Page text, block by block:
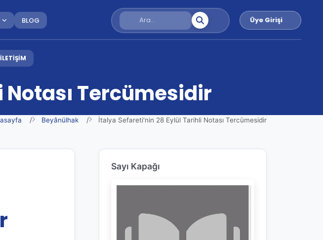
BLOG Üye Girişi
İLETİŞİM
Tercümesidir
Beyânülhak İtalya Sefareti'nin 28 Eylül Tarihli Notası Tercümesidir
Sayı Kapağı